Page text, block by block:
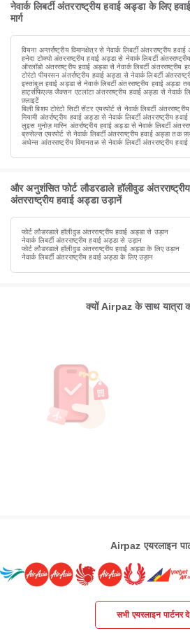
नेवार्क लिबर्टी अंतरराष्ट्रीय हवाई अड्डा के लिए
मार्ग
वियना अन्तर्राष्ट्रीय विमानक्षेत्र से नेवार्क लिबर्टी अंतरराष्ट्रीय
हनेदा टोक्यो अंतरराष्ट्रीय हवाई अड्डा से नेवार्क लिबर्टी
ऑरलॉडो अंतरराष्ट्रीय हवाई अड्डा से नेवार्क लिबर्टी
टोरंटो पीयरसन अंतर्राष्ट्रीय हवाई अड्डा से नेवार्क लिबर्टी
इस्तांबुल हवाई अड्डा से नेवार्क लिबर्टी अंतरराष्ट्रीय हवाई अड्डा
हार्ट्सफिएल्ड जैक्सन एटलांटा अंतरराष्ट्रीय हवाई अड्डा से नेवार्क
फ़्लाइटें
बिली बिशप टोरंटो सिटी सेंटर एयरपोर्ट से नेवार्क लिबर्टी
मियामी अंतर्राष्ट्रीय हवाई अड्डा से नेवार्क लिबर्टी अंतरराष्ट्रीय
लुइस मुनोज़ मारिन अंतर्राष्ट्रीय हवाई अड्डा से नेवार्क लिबर्टी
ब्रुसेल्स एयरपोर्ट से नेवार्क लिबर्टी अंतरराष्ट्रीय हवाई अड्डा तक
अथेन्स आंतरराष्ट्रीय विमानतळ से नेवार्क लिबर्टी अंतरराष्ट्रीय
और अनुशंसित फोर्ट लौडरडाले हॉलीवुड
अंतरराष्ट्रीय हवाई अड्डा उड़ानें
फोर्ट लौडरडाले हॉलीवुड अंतरराष्ट्रीय हवाई अड्डा से उड़ान
नेवार्क लिबर्टी अंतरराष्ट्रीय हवाई अड्डा से उड़ान
फोर्ट लौडरडाले हॉलीवुड अंतरराष्ट्रीय हवाई अड्डा के लिए उड़ान
नेवार्क लिबर्टी अंतरराष्ट्रीय हवाई अड्डा के लिए उड़ान
क्यों Airpaz के साथ यात्रा
Airpaz एयरलाइन
सभी एयरलाइन पार्टनर